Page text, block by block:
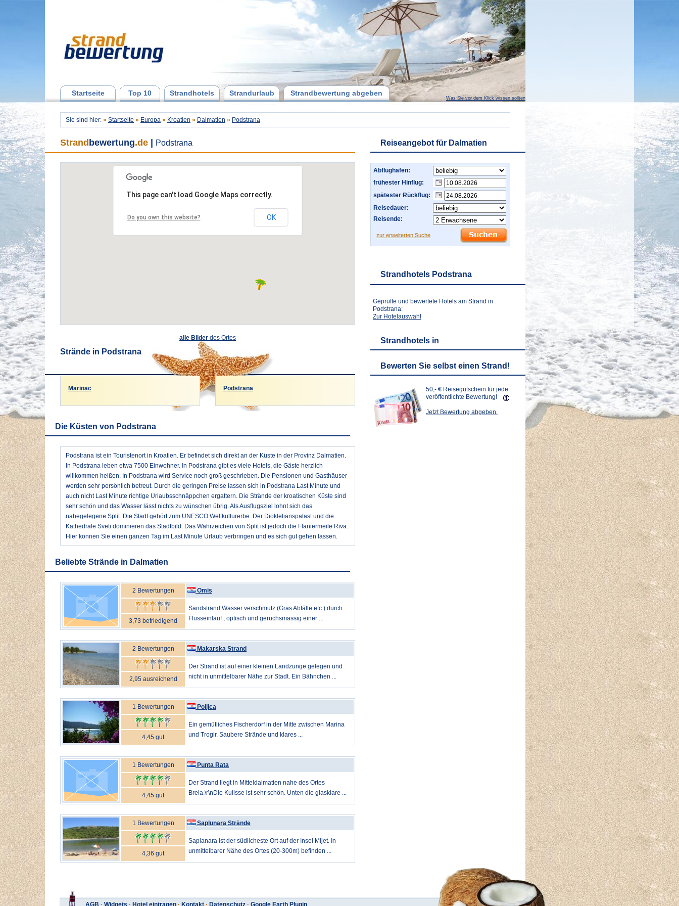
Startseite Top 10 Strandhotels Strandurlaub Strandbewertung abgeben
Was Sie vor dem Klick wissen sollten
Sie sind hier: » Startseite » Europa » Kroatien » Dalmatien » Podstrana
Strand bewertung.de Podstrana
This page can't load Google Maps correctly.
Do you own this website? OK
alle Bilder des Ortes
Strände in Podstrana
Marinac Podstrana
Die Küsten von Podstrana
Podstrana ist ein Touristenort in Kroatien. Er befindet sich direkt an der Küste in der Provinz Dalmatien.
In Podstrana leben etwa 7500 Einwohner. In Podstrana gibt es viele Hotels, die Gäste herzlich
willkommen heißen. In Podstrana wird Service noch groß geschrieben. Die Pensionen und Gasthäuser
werden sehr persönlich betreut. Durch die geringen Preise lassen sich in Podstrana Last Minute und
auch nicht Last Minute richtige Urlaubsschnäppchen ergattern. Die Strände der kroatischen Küste sind
sehr schön und das Wasser lässt nichts zu wünschen übrig. Als Ausflugsziel lohnt sich das
nahegelegene Split. Die Stadt gehört zum UNESCO Weltkulturerbe. Der Diokletianspalast und die
Kathedrale Sveti dominieren das Stadtbild. Das Wahrzeichen von Split ist jedoch die Flaniermeile Riva.
Hier können Sie einen ganzen Tag im Last Minute Urlaub verbringen und es sich gut gehen lassen.
Beliebte Strände in Dalmatien
2 Bewertungen Omis
Sandstrand Wasser verschmutz (Gras Abfälle etc.) durch
Flusseinlauf , optisch und geruchsmässig einer ...
3,73 befriedigend
2 Bewertungen Makarska Strand
Der Strand ist auf einer kleinen Landzunge gelegen und
nicht in unmittelbarer Nähe zur Stadt. Ein Bähnchen ...
2,95 ausreichend
1 Bewertungen Poljica
Ein gemütliches Fischerdorf in der Mitte zwischen Marina
und Trogir. Saubere Strände und klares ...
4,45 gut
1 Bewertungen Punta Rata
Der Strand liegt in Mitteldalmatien nahe des Ortes
Brela.\r\nDie Kulisse ist sehr schön. Unten die glasklare ...
4,45 gut
1 Bewertungen Saplunara Strände
Saplanara ist der südlicheste Ort auf der Insel Mljet. In
unmittelbarer Nähe des Ortes (20-300m) befinden ...
4,36 gut
Reiseangebot für Dalmatien
Abflughafen:
frühester Hinflug:
spätester Rückflug:
Reisedauer:
Reisende:
zur erweiterten Suche
Strandhotels Podstrana
Geprüfte und bewertete Hotels am Strand in
Podstrana:
Zur Hotelauswahl
Strandhotels in
Bewerten Sie selbst einen Strand!
50,- € Reisegutschein für jede
veröffentlichte Bewertung!
Jetzt Bewertung abgeben.
AGB · Widgets · Hotel eintragen · Kontakt · Datenschutz · Google Earth Plugin